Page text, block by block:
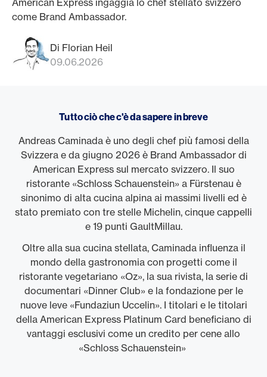
American Express ingaggia lo chef stellato svizzero
come Brand Ambassador.
Di Florian Heil
09.06.2026
Tutto ciò che c'è da sapere in breve
Andreas Caminada è uno degli chef più famosi della
Svizzera e da giugno 2026 è Brand Ambassador di
American Express sul mercato svizzero. Il suo
ristorante «Schloss Schauenstein» a Fürstenau è
sinonimo di alta cucina alpina ai massimi livelli ed è
stato premiato con tre stelle Michelin, cinque cappelli
e 19 punti GaultMillau.
Oltre alla sua cucina stellata, Caminada influenza il
mondo della gastronomia con progetti come il
ristorante vegetariano «Oz», la sua rivista, la serie di
documentari «Dinner Club» e la fondazione per le
nuove leve «Fundaziun Uccelin». I titolari e le titolari
della American Express Platinum Card beneficiano di
vantaggi esclusivi come un credito per cene allo
«Schloss Schauenstein»